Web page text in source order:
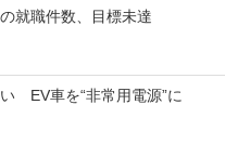
就職件数、目標未達
EV車を“非常用電源”に